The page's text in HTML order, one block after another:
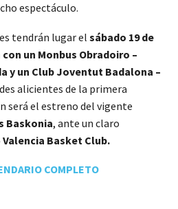
espectáculo.
tendrán lugar el sábado 19 de
un Monbus Obradoiro –
y un Club Joventut Badalona –
alicientes de la primera
será el estreno del vigente
Baskonia, ante un claro
Valencia Basket Club.
COMPLETO